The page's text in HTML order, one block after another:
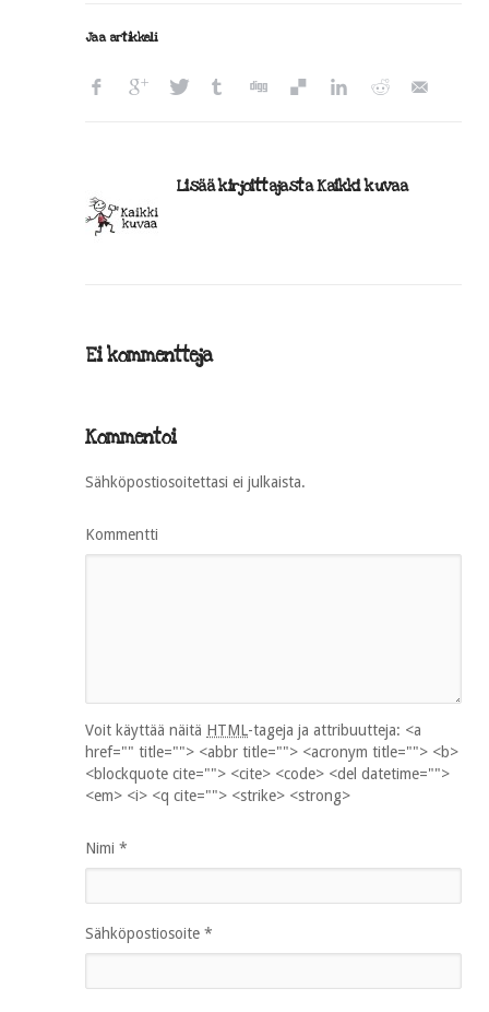
Jaa artikkeli
Lisää kirjoittajasta Kaikki kuvaa
Ei kommentteja
Kommentoi
Sähköpostiosoitettasi ei julkaista.
Kommentti
Voit käyttää näitä HTML-tageja ja attribuutteja: <a
href="" title=""> <abbr title=""> <acronym title=""> <b>
<blockquote cite=""> <cite> <code> <del datetime="">
<em> <i> <q cite=""> <strike> <strong>
Nimi *
Sähköpostiosoite *